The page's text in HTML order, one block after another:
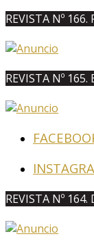
REVISTA Nº 166.
REVISTA Nº 165.
REVISTA Nº